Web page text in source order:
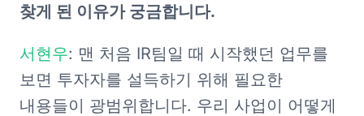
찾게 된 이유가 궁금합니다.
서현우: 맨 처음 IR팀일 때 시작했던 업무를
보면 투자자를 설득하기 위해 필요한
내용들이 광범위합니다. 우리 사업이 어떻게